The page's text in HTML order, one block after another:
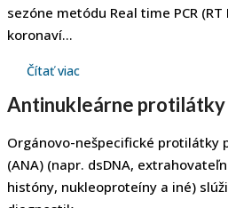
sezóne metódu Real time PCR
koronaví...
Čítať viac
Antinukleárne protilátky
Orgánovo-nešpecifické protilátky
(ANA) (napr. dsDNA,
históny, nukleoproteíny a iné)